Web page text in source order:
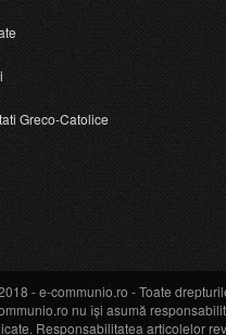
Greco-Catolice
-e-communio.ro - Toate
nu își asumă
Responsabilitatea articolelor